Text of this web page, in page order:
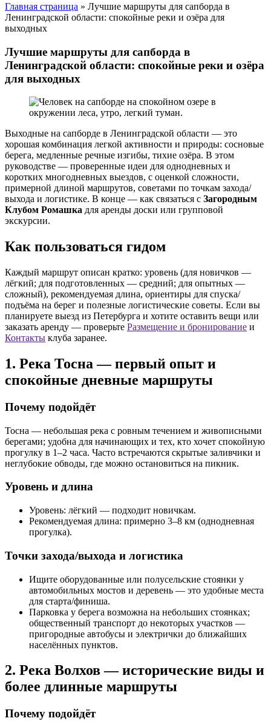
Главная страница » Лучшие маршруты для сапборда в
Ленинградской области: спокойные реки и озёра для
выходных
Лучшие маршруты для сапборда в
Ленинградской области: спокойные реки и озёра
для выходных
Выходные на сапборде в Ленинградской области — это
хорошая комбинация легкой активности и природы: сосновые
берега, медленные речные изгибы, тихие озёра. В этом
руководстве — проверенные идеи для однодневных и
коротких многодневных выездов, с оценкой сложности,
примерной длиной маршрутов, советами по точкам захода/
выхода и логистике. В конце — как связаться с Загородным
Клубом Ромашка для аренды доски или групповой
экскурсии.
Как пользоваться гидом
Каждый маршрут описан кратко: уровень (для новичков —
лёгкий; для подготовленных — средний; для опытных —
сложный), рекомендуемая длина, ориентиры для спуска/
подъёма на берег и полезные логистические советы. Если вы
планируете выезд из Петербурга и хотите оставить вещи или
заказать аренду — проверьте Размещение и бронирование и
Контакты клуба заранее.
1. Река Тосна — первый опыт и
спокойные дневные маршруты
Почему подойдёт
Тосна — небольшая река с ровным течением и живописными
берегами; удобна для начинающих и тех, кто хочет спокойную
прогулку в 1–2 часа. Часто встречаются скрытые заливчики и
неглубокие обводы, где можно остановиться на пикник.
Уровень и длина
Уровень: лёгкий — подходит новичкам.
Рекомендуемая длина: примерно 3–8 км (однодневная
прогулка).
Точки захода/выхода и логистика
Ищите оборудованные или полусельские стоянки у
автомобильных мостов и деревень — это удобные места
для старта/финиша.
Парковка у берега возможна на небольших стоянках;
общественный транспорт до некоторых участков —
пригородные автобусы и электрички до ближайших
населённых пунктов.
2. Река Волхов — исторические виды и
более длинные маршруты
Почему подойдёт